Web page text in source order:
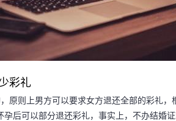
彩礼
原则上男方可以要求女方退还全部的彩礼
后可以部分退还彩礼，事实上，不办结婚
别二维码阅读更多